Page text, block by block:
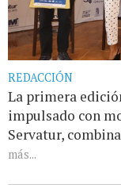
REDACCIÓN
La primera
impulsado con
Servatur,
más...